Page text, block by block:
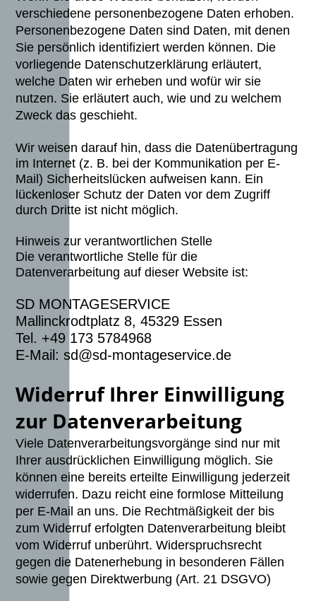
verschiedene personenbezogene Daten erhoben.
Personenbezogene Daten sind Daten, mit denen
Sie persönlich identifiziert werden können. Die
vorliegende Datenschutzerklärung erläutert,
welche Daten wir erheben und wofür wir sie
nutzen. Sie erläutert auch, wie und zu welchem
Zweck das geschieht.
Wir weisen darauf hin, dass die Datenübertragung
im Internet (z. B. bei der Kommunikation per E-
Mail) Sicherheitslücken aufweisen kann. Ein
lückenloser Schutz der Daten vor dem Zugriff
durch Dritte ist nicht möglich.
Hinweis zur verantwortlichen Stelle
Die verantwortliche Stelle für die
Datenverarbeitung auf dieser Website ist:
SD MONTAGESERVICE
Mallinckrodtplatz 8, 45329 Essen
Tel. +49 173 5784968
E-Mail: sd@sd-montageservice.de
Widerruf Ihrer Einwilligung
zur Datenverarbeitung
Viele Datenverarbeitungsvorgänge sind nur mit
Ihrer ausdrücklichen Einwilligung möglich. Sie
können eine bereits erteilte Einwilligung jederzeit
widerrufen. Dazu reicht eine formlose Mitteilung
per E-Mail an uns. Die Rechtmäßigkeit der bis
zum Widerruf erfolgten Datenverarbeitung bleibt
vom Widerruf unberührt. Widerspruchsrecht
gegen die Datenerhebung in besonderen Fällen
sowie gegen Direktwerbung (Art. 21 DSGVO)